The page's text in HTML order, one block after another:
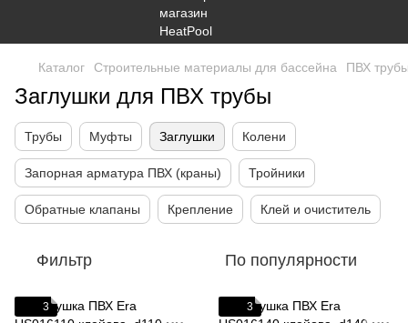
Каталог Строительные материалы для бассейна ПВХ
Заглушки для ПВХ трубы
Трубы Муфты Заглушки Колени
Запорная арматура ПВХ (краны) Тройники
Обратные клапаны Крепление Клей и очиститель
Фильтр По популярности
3 3